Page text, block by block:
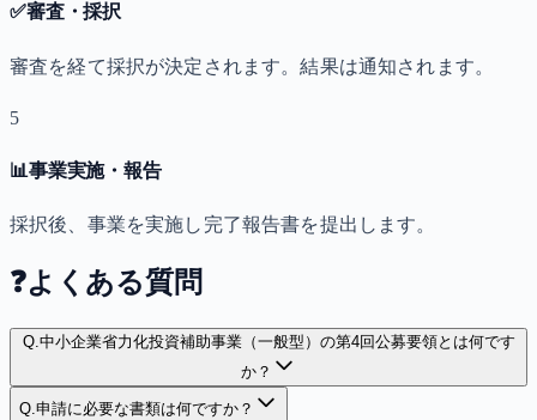
✅審査・採択
審査を経て採択が決定されます。結果は通知されます。
5
📊事業実施・報告
採択後、事業を実施し完了報告書を提出します。
❓よくある質問
Q.中小企業省力化投資補助事業（一般型）の第4回公募要領とは何です
か？
Q.申請に必要な書類は何ですか？